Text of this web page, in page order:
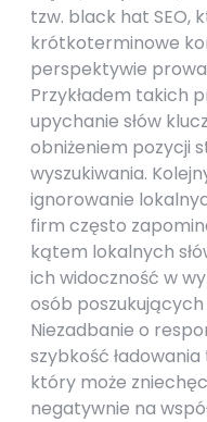
tzw. black hat SEO,
krótkoterminowe
perspektywie
Przykładem takich
upychanie słów
obniżeniem pozycji
wyszukiwania.
ignorowanie
firm często
kątem lokalnych
ich widoczność w
osób poszukujących
Niezadbanie o
szybkość
który może
negatywnie na